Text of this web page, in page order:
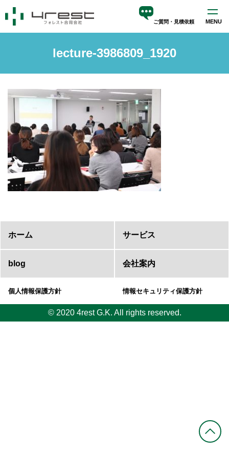
ご質問・見積依頼 MENU
会社案内
lecture-3986809_1920
ホーム サービス
blog 会社案内
個人情報保護方針 情報セキュリティ保護方針
© 2020 4rest G.K. All rights reserved.